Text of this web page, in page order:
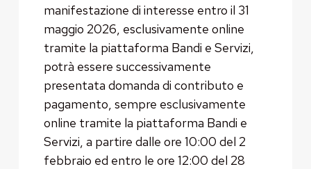
manifestazione di interesse entro il 31
maggio 2026, esclusivamente online
tramite la piattaforma Bandi e Servizi,
potrà essere successivamente
presentata domanda di contributo e
pagamento, sempre esclusivamente
online tramite la piattaforma Bandi e
Servizi, a partire dalle ore 10:00 del 2
febbraio ed entro le ore 12:00 del 28